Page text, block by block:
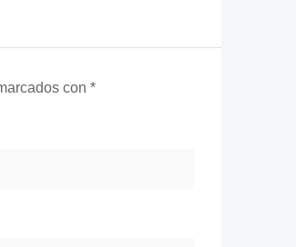
con *